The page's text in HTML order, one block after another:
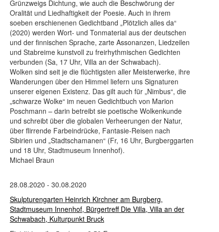
Grünzweigs Dichtung, wie auch die Beschwörung der
Oralität und Liedhaftigkeit der Poesie. Auch in ihrem
soeben erschienenen Gedichtband „Plötzlich alles da“
(2020) werden Wort- und Tonmaterial aus der deutschen
und der finnischen Sprache, zarte Assonanzen, Liedzeilen
und Stabreime kunstvoll zu freirhythmischen Gedichten
verbunden (Sa, 17 Uhr, Villa an der Schwabach).
Wolken sind seit je die flüchtigsten aller Meisterwerke, ihre
Wanderungen über den Himmel liefern uns Signaturen
unserer eigenen Existenz. Das gilt auch für „Nimbus“, die
„schwarze Wolke“ im neuen Gedichtbuch von Marion
Poschmann – darin betreibt sie poetische Wolkenkunde
und schreibt über die globalen Verheerungen der Natur,
über flirrende Farbeindrücke, Fantasie-Reisen nach
Sibirien und „Stadtschamanen“ (Fr, 16 Uhr, Burgberggarten
und 18 Uhr, Stadtmuseum Innenhof).
Michael Braun
28.08.2020 - 30.08.2020
Skulpturengarten Heinrich Kirchner am Burgberg,
Stadtmuseum Innenhof, Bürgertreff Die Villa, Villa an der
Schwabach, Kulturpunkt Bruck